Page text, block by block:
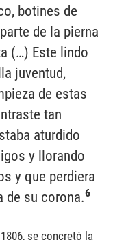
botines de
de la pierna
(…) Este lindo
juventud,
de estas
tan
aturdido
y llorando
y que perdiera
de su corona.6
se concretó la